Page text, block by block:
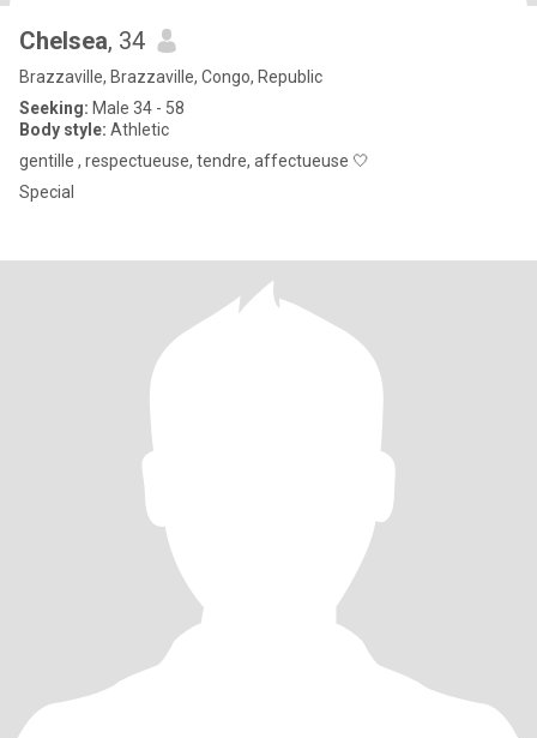
Chelsea, 34
Brazzaville, Brazzaville, Congo, Republic
Seeking: Male 34 - 58
Body style: Athletic
gentille , respectueuse, tendre, affectueuse 🤍
Special